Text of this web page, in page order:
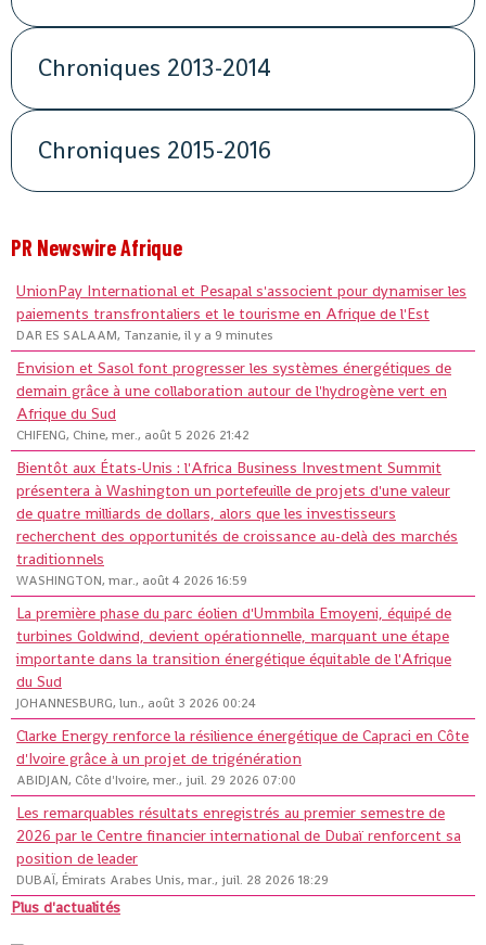
Chroniques 2013-2014
Chroniques 2015-2016
PR Newswire Afrique
UnionPay International et Pesapal s'associent pour dynamiser les
paiements transfrontaliers et le tourisme en Afrique de l'Est
DAR ES SALAAM, Tanzanie, il y a 9 minutes
Envision et Sasol font progresser les systèmes énergétiques de
demain grâce à une collaboration autour de l'hydrogène vert en
Afrique du Sud
CHIFENG, Chine, mer., août 5 2026 21:42
Bientôt aux États-Unis : l'Africa Business Investment Summit
présentera à Washington un portefeuille de projets d'une valeur
de quatre milliards de dollars, alors que les investisseurs
recherchent des opportunités de croissance au-delà des marchés
traditionnels
WASHINGTON, mar., août 4 2026 16:59
La première phase du parc éolien d'Ummbila Emoyeni, équipé de
turbines Goldwind, devient opérationnelle, marquant une étape
importante dans la transition énergétique équitable de l'Afrique
du Sud
JOHANNESBURG, lun., août 3 2026 00:24
Clarke Energy renforce la résilience énergétique de Capraci en Côte
d'Ivoire grâce à un projet de trigénération
ABIDJAN, Côte d'Ivoire, mer., juil. 29 2026 07:00
Les remarquables résultats enregistrés au premier semestre de
2026 par le Centre financier international de Dubaï renforcent sa
position de leader
DUBAÏ, Émirats Arabes Unis, mar., juil. 28 2026 18:29
Plus d'actualités